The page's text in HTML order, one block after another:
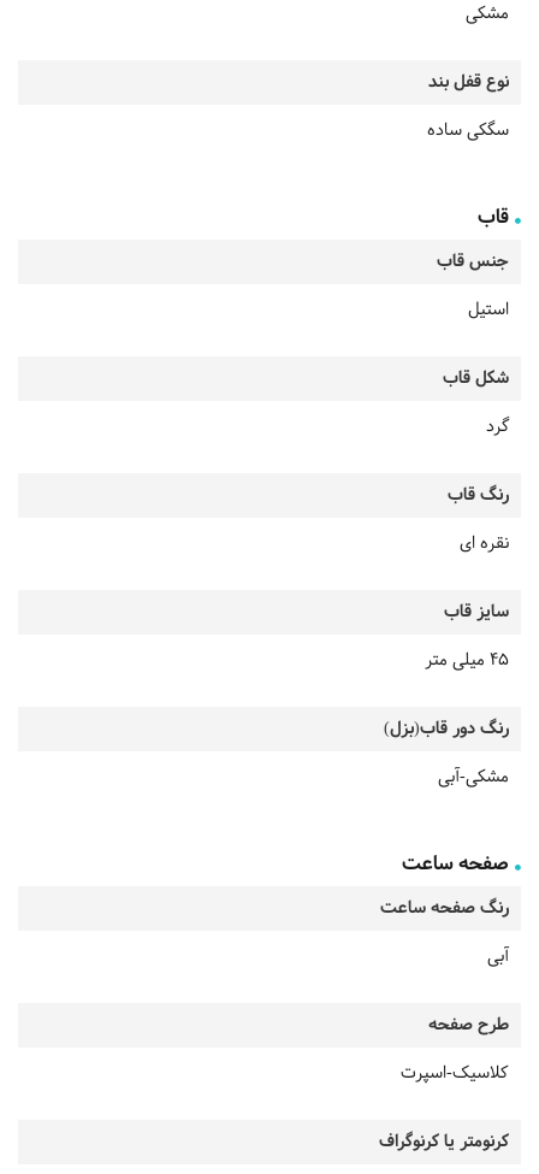
مشکی
نوع قفل بند
سگکی ساده
قاب
جنس قاب
استیل
شکل قاب
گرد
رنگ قاب
نقره ای
سایز قاب
45 میلی متر
رنگ دور قاب(بزل)
مشکی-آبی
صفحه ساعت
رنگ صفحه ساعت
آبی
طرح صفحه
کلاسیک-اسپرت
کرنومتر یا کرنوگراف